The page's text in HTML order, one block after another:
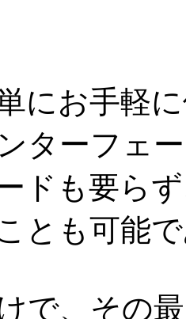
にお手軽
ターフェ
ドも要ら
とも可能
で、その